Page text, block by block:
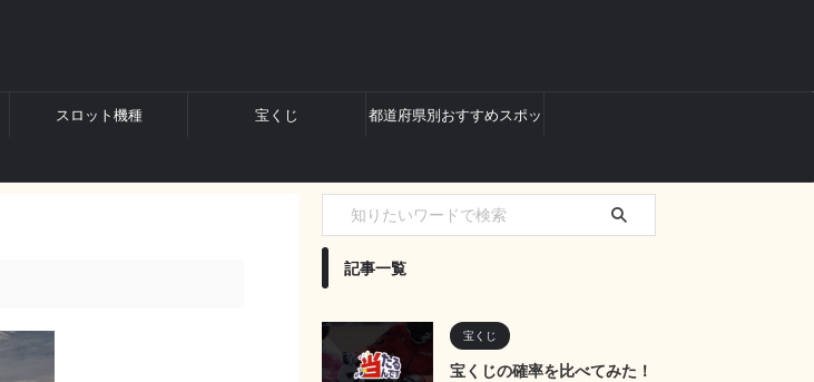
スロット機種 宝くじ 都道府県別おすすめスポッ
記事一覧
宝くじ
宝くじの確率を比べてみた！